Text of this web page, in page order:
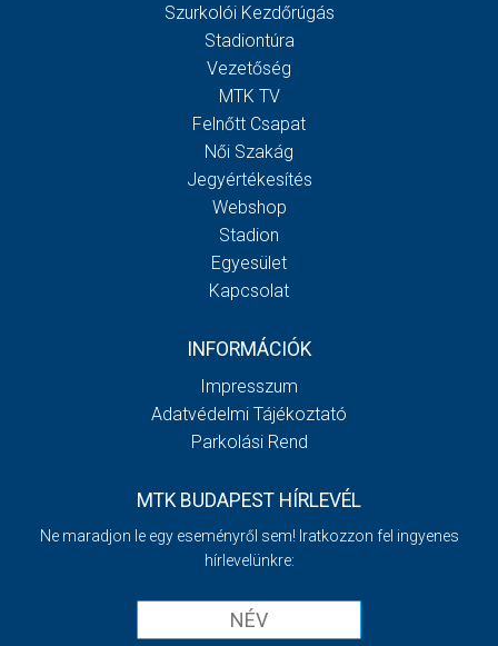
Szurkolói Kezdőrúgás
Stadiontúra
Vezetőség
MTK TV
Felnőtt Csapat
Női Szakág
Jegyértékesítés
Webshop
Stadion
Egyesület
Kapcsolat
INFORMÁCIÓK
Impresszum
Adatvédelmi Tájékoztató
Parkolási Rend
MTK BUDAPEST HÍRLEVÉL
Ne maradjon le egy eseményről sem! Iratkozzon fel ingyenes
hírlevelünkre: